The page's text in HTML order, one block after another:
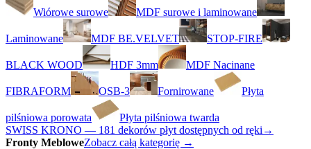
Wiórowe surowe MDF surowe i laminowane
Laminowane MDF BE.VELVET STOP-FIRE
BLACK WOOD HDF 3mm MDF Nacinane
FIBRAFORM OSB-3 Fornirowane Płyta
pilśniowa porowata
Płyta pilśniowa twarda
SWISS KRONO — 181 dekorów płyt dostępnych od ręki →
Fronty MebloweZobacz całą kategorię →